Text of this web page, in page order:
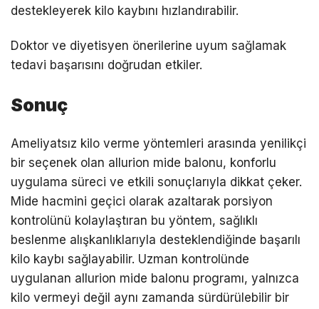
destekleyerek kilo kaybını hızlandırabilir.
Doktor ve diyetisyen önerilerine uyum sağlamak
tedavi başarısını doğrudan etkiler.
Sonuç
Ameliyatsız kilo verme yöntemleri arasında yenilikçi
bir seçenek olan allurion mide balonu, konforlu
uygulama süreci ve etkili sonuçlarıyla dikkat çeker.
Mide hacmini geçici olarak azaltarak porsiyon
kontrolünü kolaylaştıran bu yöntem, sağlıklı
beslenme alışkanlıklarıyla desteklendiğinde başarılı
kilo kaybı sağlayabilir. Uzman kontrolünde
uygulanan allurion mide balonu programı, yalnızca
kilo vermeyi değil aynı zamanda sürdürülebilir bir